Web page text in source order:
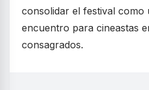
consolidar el festival como
encuentro para cineastas
consagrados.